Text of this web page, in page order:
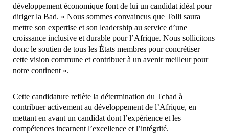
développement économique font de lui un candidat idéal pour
diriger la Bad. « Nous sommes convaincus que Tolli saura
mettre son expertise et son leadership au service d’une
croissance inclusive et durable pour l’Afrique. Nous sollicitons
donc le soutien de tous les États membres pour concrétiser
cette vision commune et contribuer à un avenir meilleur pour
notre continent ».
Cette candidature reflète la détermination du Tchad à
contribuer activement au développement de l’Afrique, en
mettant en avant un candidat dont l’expérience et les
compétences incarnent l’excellence et l’intégrité.